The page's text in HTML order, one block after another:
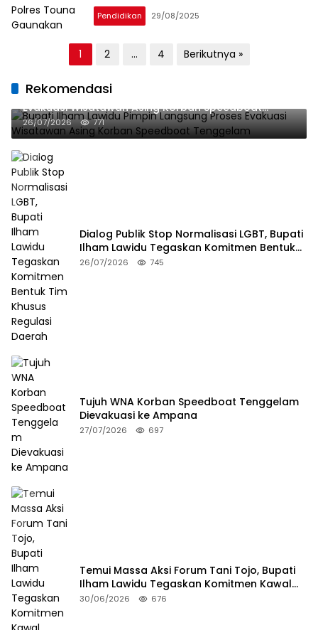
Pendidikan 29/08/2025
1 2 … 4 Berikutnya »
Rekomendasi
Bupati Ilham Lawidu Pimpin Langsung Proses
Evakuasi Wisatawan Asing Korban Speedboat
Tenggelam
26/07/2026 771
Dialog Publik Stop Normalisasi LGBT, Bupati
Ilham Lawidu Tegaskan Komitmen Bentuk
Tim Khusus Regulasi Daerah
26/07/2026 745
Tujuh WNA Korban Speedboat Tenggelam
Dievakuasi ke Ampana
27/07/2026 697
Temui Massa Aksi Forum Tani Tojo, Bupati
Ilham Lawidu Tegaskan Komitmen Kawal
Persoalan Sertifikat Lahan
30/06/2026 676